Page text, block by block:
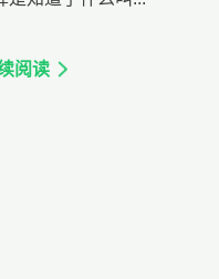
阅读